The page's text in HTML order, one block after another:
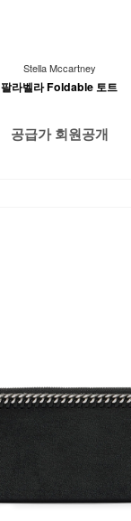
Stella Mccartney
팔라벨라 Foldable 토트
공급가 회원공개